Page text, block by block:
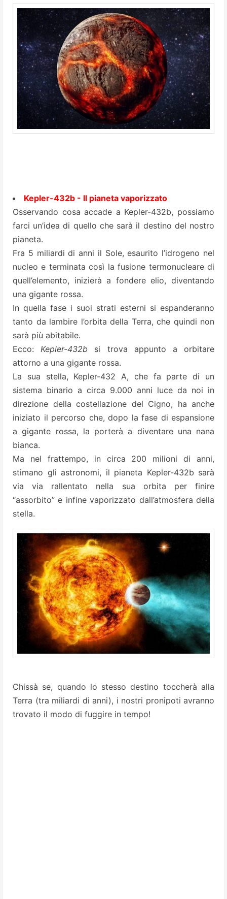
Kepler-432b - Il pianeta vaporizzato
Osservando cosa accade a Kepler-432b, possiamo
farci un’idea di quello che sarà il destino del nostro
pianeta.
Fra 5 miliardi di anni il Sole, esaurito l’idrogeno nel
nucleo e terminata così la fusione termonucleare di
quell’elemento, inizierà a fondere elio, diventando
una gigante rossa.
In quella fase i suoi strati esterni si espanderanno
tanto da lambire l’orbita della Terra, che quindi non
sarà più abitabile.
Ecco: Kepler-432b si trova appunto a orbitare
attorno a una gigante rossa.
La sua stella, Kepler-432 A, che fa parte di un
sistema binario a circa 9.000 anni luce da noi in
direzione della costellazione del Cigno, ha anche
iniziato il percorso che, dopo la fase di espansione
a gigante rossa, la porterà a diventare una nana
bianca.
Ma nel frattempo, in circa 200 milioni di anni,
stimano gli astronomi, il pianeta Kepler-432b sarà
via via rallentato nella sua orbita per finire
“assorbito” e infine vaporizzato dall’atmosfera della
stella.
Chissà se, quando lo stesso destino toccherà alla
Terra (tra miliardi di anni), i nostri pronipoti avranno
trovato il modo di fuggire in tempo!